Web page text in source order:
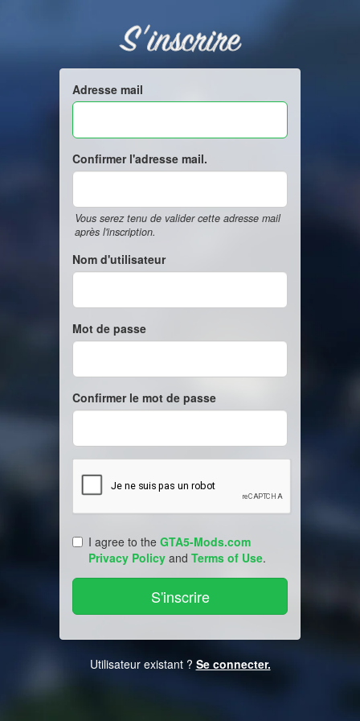
S'inscrire
Adresse mail
Confirmer l'adresse mail.
Vous serez tenu de valider cette adresse mail
après l'inscription.
Nom d'utilisateur
Mot de passe
Confirmer le mot de passe
I agree to the GTA5-Mods.com
Privacy Policy and Terms of Use.
Utilisateur existant ? Se connecter.